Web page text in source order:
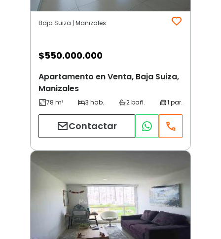
Baja Suiza | Manizales
$550.000.000
Apartamento en Venta, Baja Suiza,
Manizales
Contactar